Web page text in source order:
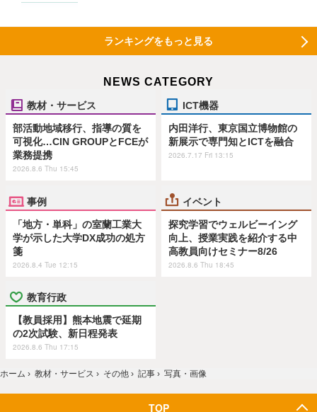
ランキングをもっと見る
NEWS CATEGORY
教材・サービス
部活動地域移行、指導の質を
可視化…CIN GROUPとFCEが
業務提携
2026.8.6 Thu 15:45
ICT機器
内田洋行、東京国立博物館の
新展示で専門知とICTを融合
2026.7.17 Fri 13:15
事例
「地方・単科」の室蘭工業大
学が示した大学DX成功の処方
箋
2026.8.4 Tue 12:15
イベント
探究学習でウェルビーイング
向上、授業実践を紹介する中
高教員向けセミナー8/26
2026.8.6 Thu 18:45
教育行政
【教員採用】熊本地震で延期
の2次試験、新日程発表
2026.8.6 Thu 17:15
ホーム › 教材・サービス › その他 › 記事 › 写真・画像
TOP